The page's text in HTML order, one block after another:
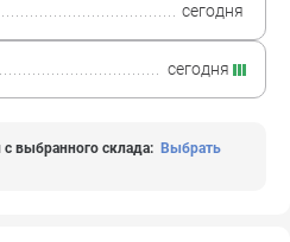
сегодня
сегодня
выбранного склада: Выбрать